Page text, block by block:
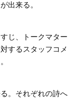
出来る。
じ、トークマター
するスタッフコメ
。それぞれの詩へ